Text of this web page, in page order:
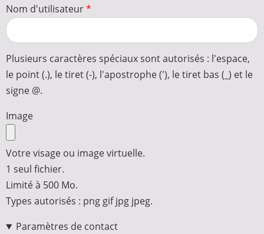
Nom d'utilisateur
Plusieurs caractères spéciaux sont autorisés : l'espace,
le point (.), le tiret (-), l'apostrophe ('), le tiret bas (_) et le
signe @.
Image
Votre visage ou image virtuelle.
1 seul fichier.
Limité à 500 Mo.
Types autorisés : png gif jpg jpeg.
Paramètres de contact